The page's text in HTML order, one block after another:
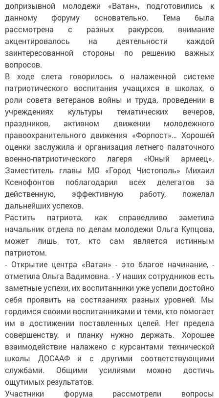
допризывной молодежи «Ватан», подготовились к
данному форуму основательно. Тема была
рассмотрена с разных ракурсов, внимание
акцентировалось на деятельности каждой
заинтересованной стороны по решению важных
вопросов.
В ходе слета говорилось о налаженной системе
патриотического воспитания учащихся в школах, о
роли совета ветеранов войны и труда, проведении в
учреждениях культуры тематических вечеров,
праздников, активном движении молодежного
правоохранительного движения «Форпост»… Хорошей
оценки заслужила и организация летнего палаточного
военно-патриотического лагеря «Юный армеец».
Заместитель главы МО «Город Чистополь» Михаил
Ксенофонтов поблагодарил всех делегатов за
действенную, эффективную работу, пожелал
дальнейших успехов.
Растить патриота, как справедливо заметила
начальник отдела по делам молодежи Ольга Купцова,
может лишь тот, кто сам является истинным
патриотом.
- Открытие центра «Ватан» - это благое начинание, -
отметила Ольга Вадимовна. - У наших сотрудников есть
заметные успехи, их воспитанники уже успели достойно
себя проявить на состязаниях разных уровней. Мы
гордимся своими воспитанниками и теми, кто помогает
им в достижении поставленных целей. Нет предела
совершенству, и планку нужно держать. Хорошее
взаимодействие налажено с курсантами технической
школы ДОСААФ и с другими соответствующими
службами. Общими усилиями можно достичь
ощутимых результатов.
Участники форума рассмотрели вопросы